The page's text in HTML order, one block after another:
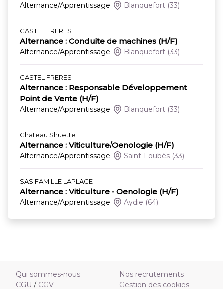
Alternance/Apprentissage Blanquefort (33)
CASTEL FRERES
Alternance : Conduite de machines (H/F)
Alternance/Apprentissage Blanquefort (33)
CASTEL FRERES
Alternance : Responsable Développement
Point de Vente (H/F)
Alternance/Apprentissage Blanquefort (33)
Chateau Shuette
Alternance : Viticulture/Oenologie (H/F)
Alternance/Apprentissage Saint-Loubès (33)
SAS FAMILLE LAPLACE
Alternance : Viticulture - Oenologie (H/F)
Alternance/Apprentissage Aydie (64)
Qui sommes-nous
CGU / CGV
Nos recrutements
Gestion des cookies